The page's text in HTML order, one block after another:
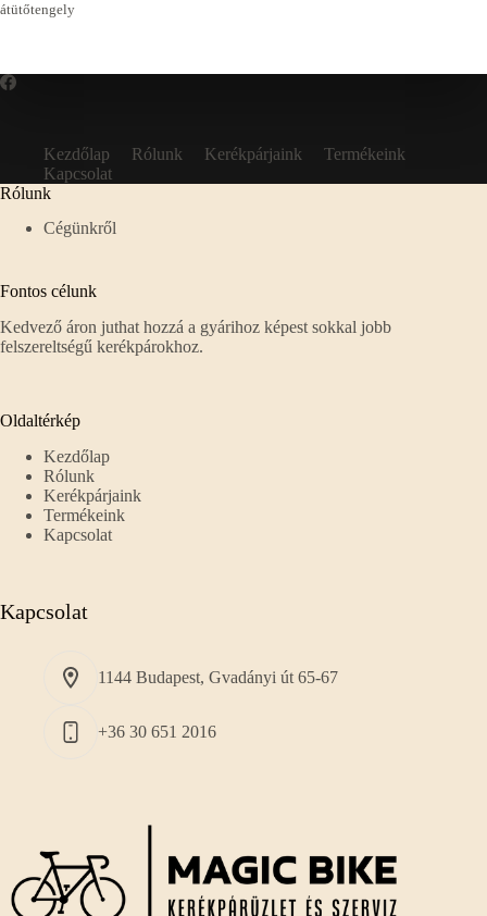
átütőtengely
Kezdőlap Rólunk Kerékpárjaink
Termékeink
Kapcsolat
Rólunk
Cégünkről
Fontos célunk
Kedvező áron juthat hozzá a gyárihoz képest sokkal jobb
felszereltségű kerékpárokhoz.
Oldaltérkép
Kezdőlap
Rólunk
Kerékpárjaink
Termékeink
Kapcsolat
Kapcsolat
1144 Budapest, Gvadányi út 65-67
+36 30 651 2016